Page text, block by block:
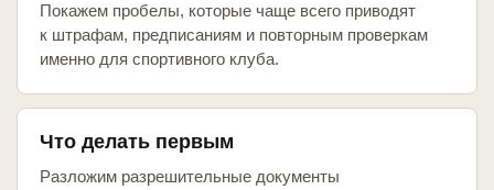
Покажем пробелы, которые чаще всего приводят
к штрафам, предписаниям и повторным проверкам
именно для спортивного клуба.
Что делать первым
Разложим разрешительные документы